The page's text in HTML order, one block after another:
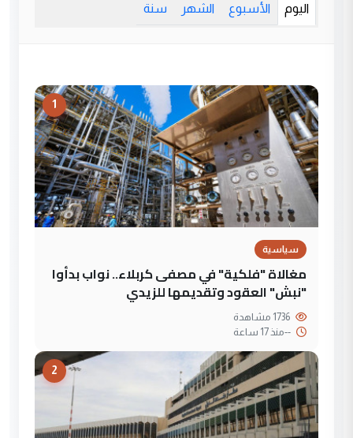
اليوم الأسبوع الشهر سنة
1
سياسية
مغالاة "فلكية" في مصفى كربلاء.. نواب بدأوا
"نبش" العقود وتقديمها للزيدي
--منذ 17 ساعة
2